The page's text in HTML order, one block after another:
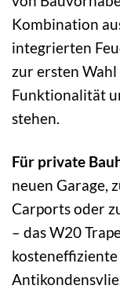
Kombination
integrierten
zur ersten
Funktionalität
stehen.
Für private
neuen Garage,
Carports oder
– das W20